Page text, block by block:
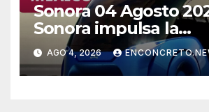
Sonora 04 Agosto
Sonora impulsa la
electromovilidad con
«Beyond», un
eléctrico
AGO 4, 2026